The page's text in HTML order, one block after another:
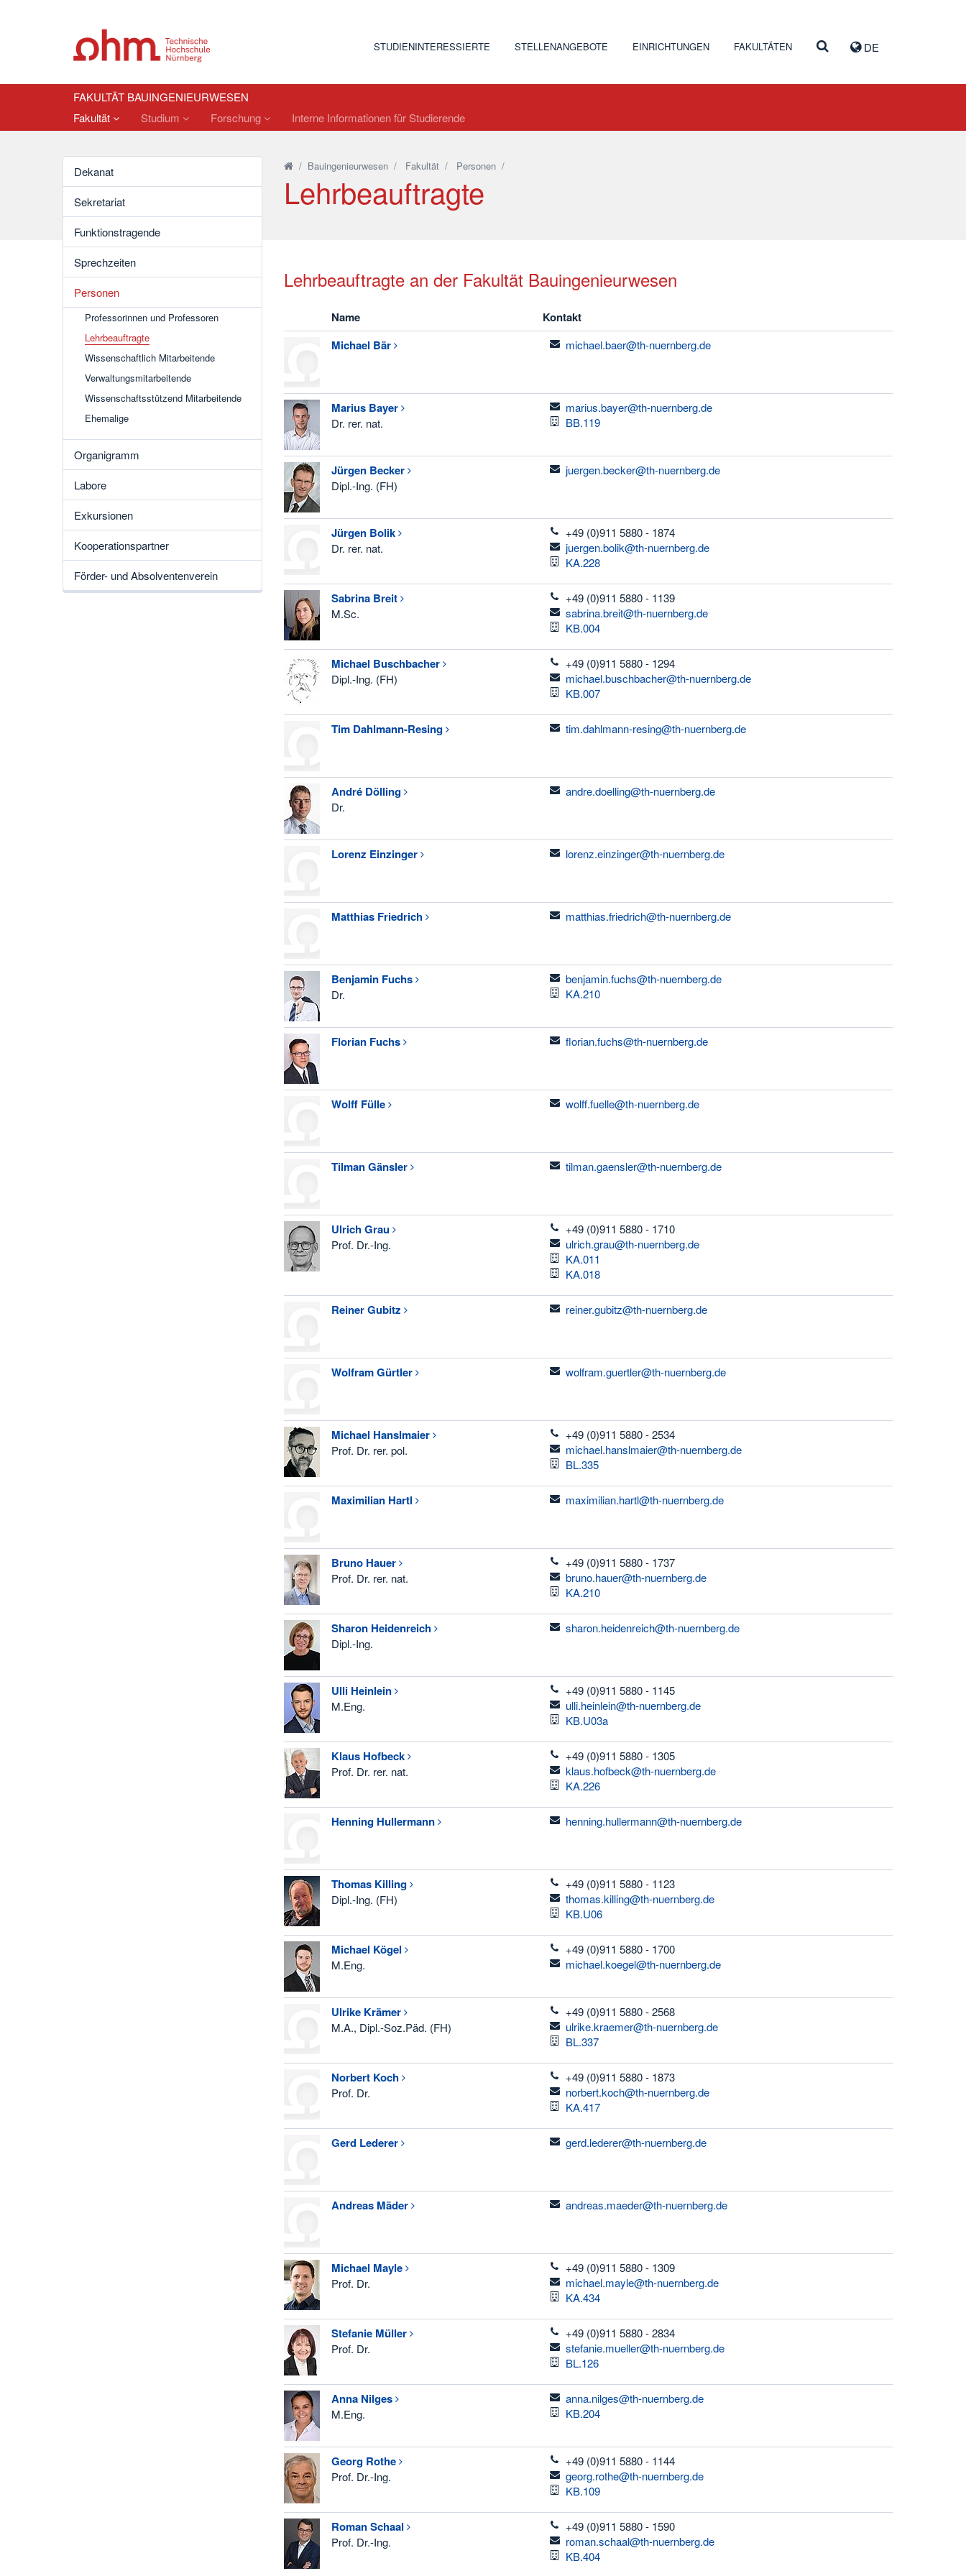
DE
STUDIENINTERESSIERTE STELLENANGEBOTE EINRICHTUNGEN FAKULTÄTEN
FAKULTÄT BAUINGENIEURWESEN
Fakultät
Studium Forschung Interne Informationen für Studierende
Dekanat
Sekretariat
Funktionstragende
Sprechzeiten
Personen
Professorinnen und Professoren
Lehrbeauftragte
Wissenschaftlich Mitarbeitende
Verwaltungsmitarbeitende
Wissenschaftsstützend Mitarbeitende
Ehemalige
Organigramm
Labore
Exkursionen
Kooperationspartner
Förder- und Absolventenverein
/ Bauingenieurwesen/ Fakultät/ Personen/
Lehrbeauftragte
Lehrbeauftragte an der Fakultät Bauingenieurwesen
Name
Kontakt
Michael Bär email
michael.baer@th-nuernberg.de
Marius Bayer
Dr. rer. nat.
email
marius.bayer@th-nuernberg.de
Raum
BB.119
Jürgen Becker
Dipl.-Ing. (FH)
email
juergen.becker@th-nuernberg.de
Jürgen Bolik
Dr. rer. nat.
telefon
+49 (0)911 5880 - 1874
email
juergen.bolik@th-nuernberg.de
Raum
KA.228
Sabrina Breit
M.Sc.
telefon
+49 (0)911 5880 - 1139
email
sabrina.breit@th-nuernberg.de
Raum
KB.004
Michael Buschbacher
Dipl.-Ing. (FH)
telefon
+49 (0)911 5880 - 1294
email
michael.buschbacher@th-nuernberg.de
Raum
KB.007
Tim Dahlmann-Resing email
tim.dahlmann-resing@th-nuernberg.de
André Dölling
Dr.
email
andre.doelling@th-nuernberg.de
Lorenz Einzinger email
lorenz.einzinger@th-nuernberg.de
Matthias Friedrich email
matthias.friedrich@th-nuernberg.de
Benjamin Fuchs
Dr.
email
benjamin.fuchs@th-nuernberg.de
Raum
KA.210
Florian Fuchs email
florian.fuchs@th-nuernberg.de
Wolff Fülle email
wolff.fuelle@th-nuernberg.de
Tilman Gänsler email
tilman.gaensler@th-nuernberg.de
Ulrich Grau
Prof. Dr.-Ing.
telefon
+49 (0)911 5880 - 1710
email
ulrich.grau@th-nuernberg.de
Raum
KA.011
Raum
KA.018
Reiner Gubitz email
reiner.gubitz@th-nuernberg.de
Wolfram Gürtler email
wolfram.guertler@th-nuernberg.de
Michael Hanslmaier
Prof. Dr. rer. pol.
telefon
+49 (0)911 5880 - 2534
email
michael.hanslmaier@th-nuernberg.de
Raum
BL.335
Maximilian Hartl email
maximilian.hartl@th-nuernberg.de
Bruno Hauer
Prof. Dr. rer. nat.
telefon
+49 (0)911 5880 - 1737
email
bruno.hauer@th-nuernberg.de
Raum
KA.210
Sharon Heidenreich
Dipl.-Ing.
email
sharon.heidenreich@th-nuernberg.de
Ulli Heinlein
M.Eng.
telefon
+49 (0)911 5880 - 1145
email
ulli.heinlein@th-nuernberg.de
Raum
KB.U03a
Klaus Hofbeck
Prof. Dr. rer. nat.
telefon
+49 (0)911 5880 - 1305
email
klaus.hofbeck@th-nuernberg.de
Raum
KA.226
Henning Hullermann email
henning.hullermann@th-nuernberg.de
Thomas Killing
Dipl.-Ing. (FH)
telefon
+49 (0)911 5880 - 1123
email
thomas.killing@th-nuernberg.de
Raum
KB.U06
Michael Kögel
M.Eng.
telefon
+49 (0)911 5880 - 1700
email
michael.koegel@th-nuernberg.de
Ulrike Krämer
M.A., Dipl.-Soz.Päd. (FH)
telefon
+49 (0)911 5880 - 2568
email
ulrike.kraemer@th-nuernberg.de
Raum
BL.337
Norbert Koch
Prof. Dr.
telefon
+49 (0)911 5880 - 1873
email
norbert.koch@th-nuernberg.de
Raum
KA.417
Gerd Lederer email
gerd.lederer@th-nuernberg.de
Andreas Mäder email
andreas.maeder@th-nuernberg.de
Michael Mayle
Prof. Dr.
telefon
+49 (0)911 5880 - 1309
email
michael.mayle@th-nuernberg.de
Raum
KA.434
Stefanie Müller
Prof. Dr.
telefon
+49 (0)911 5880 - 2834
email
stefanie.mueller@th-nuernberg.de
Raum
BL.126
Anna Nilges
M.Eng.
email
anna.nilges@th-nuernberg.de
Raum
KB.204
Georg Rothe
Prof. Dr.-Ing.
telefon
+49 (0)911 5880 - 1144
email
georg.rothe@th-nuernberg.de
Raum
KB.109
Roman Schaal
Prof. Dr.-Ing.
telefon
+49 (0)911 5880 - 1590
email
roman.schaal@th-nuernberg.de
Raum
KB.404